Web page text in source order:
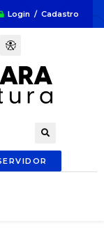
Login / Cadastro